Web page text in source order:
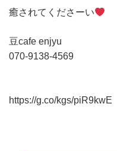
癒されてくださーい
豆cafe enjyu
070-9138-4569
https://g.co/kgs/piR9kwE